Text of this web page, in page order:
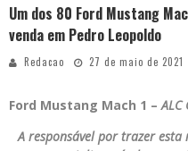
Um dos 80 Ford Mustang
venda em Pedro Leopoldo
Redacao 27 de maio de 2021
Ford Mustang Mach 1 –ALC
A responsável por trazer esta